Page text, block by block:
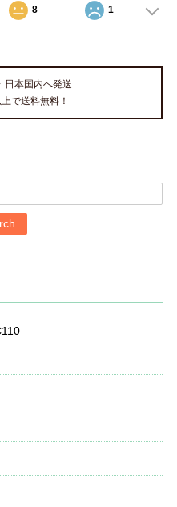
8 1
本国内へ発送
で送料無料！